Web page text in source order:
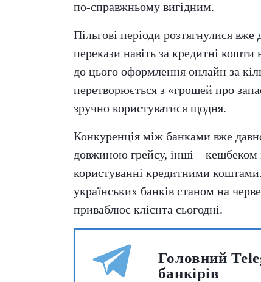
по-справжньому вигідним.
Пільгові періоди розтягнулися
перекази навіть за кредитні
до цього оформлення онлайн за
перетворюється з «грошей про
зручно користуватися щодня.
Конкуренція між банками вже
довжиною грейсу, інші – кешбеком
користуванні кредитними коштами.
українських банків станом на
приваблює клієнта сьогодні.
Головний
банкірів